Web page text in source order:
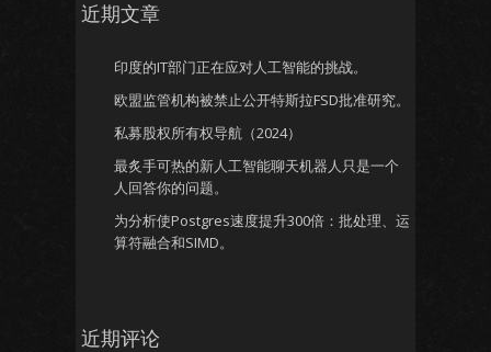
近期文章
印度的IT部门正在应对人工智能的挑战。
欧盟监管机构被禁止公开特斯拉FSD批准研究。
私募股权所有权导航（2024）
最炙手可热的新人工智能聊天机器人只是一个
人回答你的问题。
为分析使Postgres速度提升300倍：批处理、运
算符融合和SIMD。
近期评论